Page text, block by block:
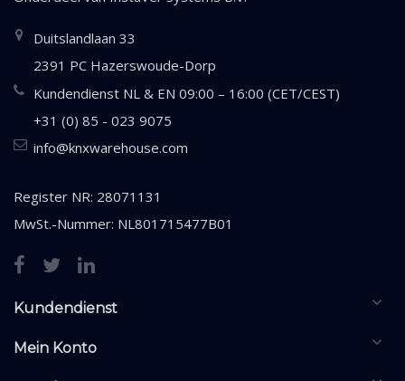
Duitslandlaan 33
2391 PC Hazerswoude-Dorp
Kundendienst NL & EN 09:00 – 16:00 (CET/CEST)
+31 (0) 85 - 023 9075
info@knxwarehouse.com
Register NR: 28071131
MwSt.-Nummer: NL801715477B01
Kundendienst
Mein Konto